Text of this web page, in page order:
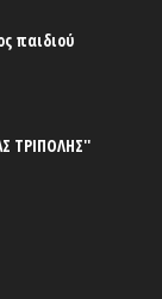
παιδιού
ΤΡΙΠΟΛΗΣ''